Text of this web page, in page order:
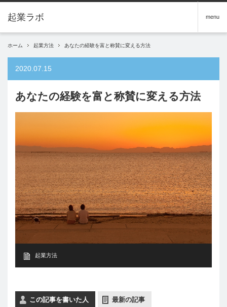
menu
ホーム 起業方法 あなたの経験を富と称賛に変える方法
2020.07.15
あなたの経験を富と称賛に変える方法
起業方法
この記事を書いた人 最新の記事